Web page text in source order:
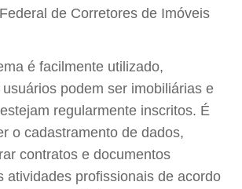
de Corretores de Imóveis
é facilmente utilizado,
podem ser imobiliárias e
regularmente inscritos. É
o cadastramento de dados,
contratos e documentos
atividades profissionais de acordo